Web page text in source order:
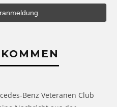
Benz Veteranen Club